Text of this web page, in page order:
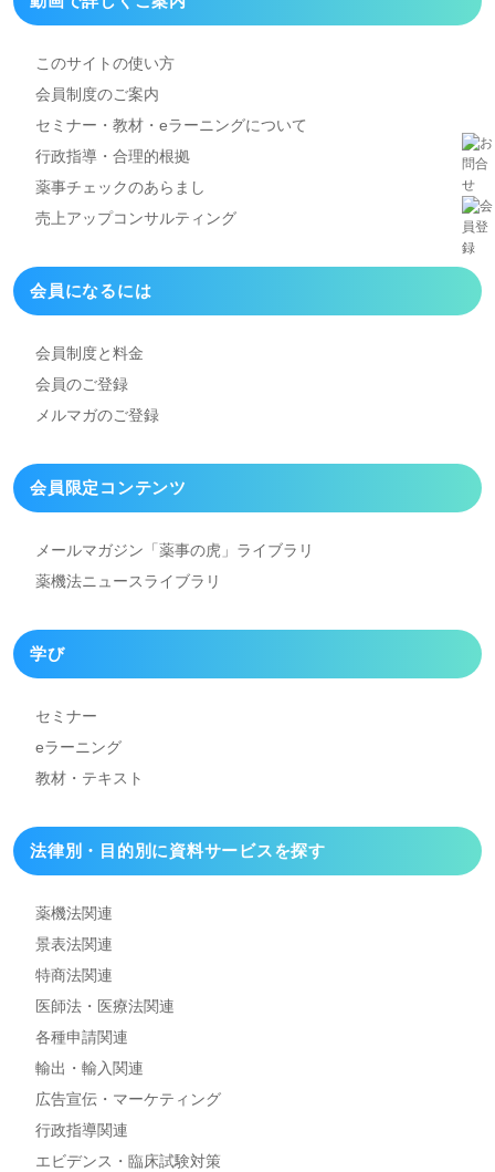
このサイトの使い方
会員制度のご案内
セミナー・教材・eラーニングについて
行政指導・合理的根拠
薬事チェックのあらまし
売上アップコンサルティング
会員になるには
会員制度と料金
会員のご登録
メルマガのご登録
会員限定コンテンツ
メールマガジン「薬事の虎」 ライブラリ
薬機法ニュースライブラリ
学び
セミナー
eラーニング
教材・テキスト
法律別・目的別に資料サービスを探す
薬機法関連
景表法関連
特商法関連
医師法・医療法関連
各種申請関連
輸出・輸入関連
広告宣伝・マーケティング
行政指導関連
エビデンス・臨床試験対策